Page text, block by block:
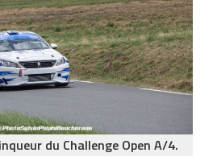
du Challenge Open A/4.